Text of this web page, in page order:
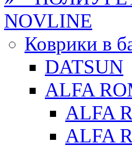
NOVLINE
Коврики в
DATSUN
ALFA
ALFA
ALFA